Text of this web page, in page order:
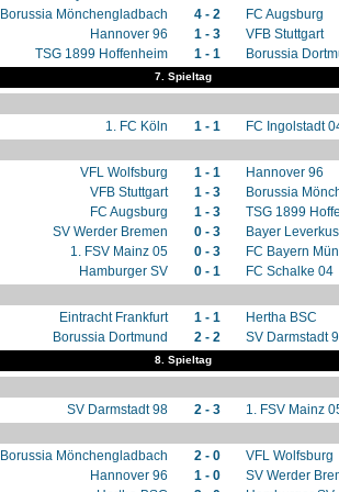
Borussia Mönchengladbach 4 - 2 FC Augsburg
Hannover 96 1 - 3 VFB Stuttgart
TSG 1899 Hoffenheim 1 - 1 Borussia
7. Spieltag
1. FC Köln 1 - 1 FC Ingolstadt
VFL Wolfsburg 1 - 1 Hannover 96
VFB Stuttgart 1 - 3 Borussia
FC Augsburg 1 - 3 TSG 1899
SV Werder Bremen 0 - 3 Bayer
1. FSV Mainz 05 0 - 3 FC Bayern
Hamburger SV 0 - 1 FC Schalke 04
Eintracht Frankfurt 1 - 1 Hertha BSC
Borussia Dortmund 2 - 2 SV Darmstadt
8. Spieltag
SV Darmstadt 98 2 - 3 1. FSV Mainz
Borussia Mönchengladbach 2 - 0 VFL Wolfsburg
Hannover 96 1 - 0 SV Werder